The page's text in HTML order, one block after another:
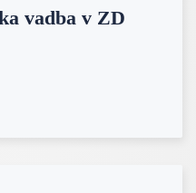
vadba v ZD